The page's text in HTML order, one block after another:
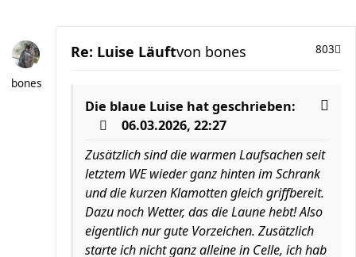
bones
Re: Luise Läuft 803
von bones
Die blaue Luise hat geschrieben:
06.03.2026, 22:27
Zusätzlich sind die warmen Laufsachen seit
letztem WE wieder ganz hinten im Schrank
und die kurzen Klamotten gleich griffbereit.
Dazu noch Wetter, das die Laune hebt! Also
eigentlich nur gute Vorzeichen. Zusätzlich
starte ich nicht ganz alleine in Celle, ich hab